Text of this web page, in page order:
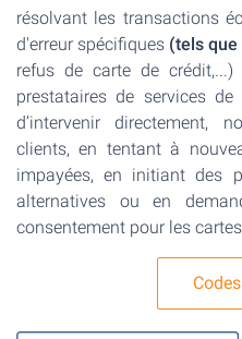
résolvant les transactions
d'erreur spécifiques (tels que
refus de carte de
prestataires de services
d’intervenir directement,
clients, en tentant à
impayées, en initiant des
alternatives ou en
consentement pour les